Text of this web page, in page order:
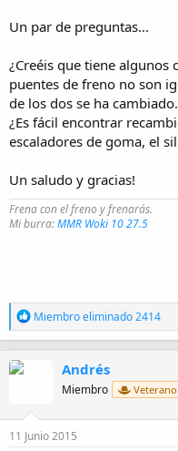
Un par de preguntas...
¿Creéis que tiene algunos
puentes de freno no son
de los dos se ha cambiado.
¿Es fácil encontrar
escaladores de goma, el
Un saludo y gracias!
Frena con el freno y frenarás.
Mi burra:MMR Woki 10 27.5
R
e
a
n
e
Miembro eliminado 2414
Andrés
Miembro Veterano
11 Junio 2015